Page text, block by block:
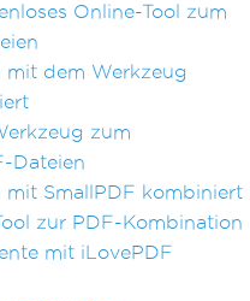
Online-Tool zum
mit dem Werkzeug
zum
Dateien
mit SmallPDF kombiniert
zur PDF-Kombination
mit iLovePDF